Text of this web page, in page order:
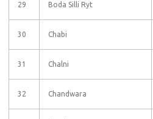
29 Boda Silli Ryt
30 Chabi
31 Chalni
32 Chandwara